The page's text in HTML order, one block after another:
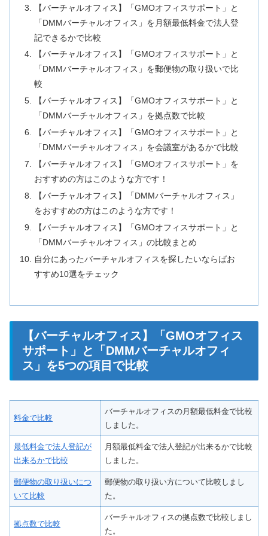
【バーチャルオフィス】「GMOオフィスサポート」と
「DMMバーチャルオフィス」を月額最低料金で法人登
記できるかで比較
【バーチャルオフィス】「GMOオフィスサポート」と
「DMMバーチャルオフィス」を郵便物の取り扱いで比
較
【バーチャルオフィス】「GMOオフィスサポート」と
「DMMバーチャルオフィス」を拠点数で比較
【バーチャルオフィス】「GMOオフィスサポート」と
「DMMバーチャルオフィス」を会議室があるかで比較
【バーチャルオフィス】「GMOオフィスサポート」を
おすすめの方はこのような方です！
【バーチャルオフィス】「DMMバーチャルオフィス」
をおすすめの方はこのような方です！
【バーチャルオフィス】「GMOオフィスサポート」と
「DMMバーチャルオフィス」の比較まとめ
自分にあったバーチャルオフィスを探したいならばお
すすめ10選をチェック
【バーチャルオフィス】「GMOオフィス
サポート」と「DMMバーチャルオフィ
ス」を5つの項目で比較
料金で比較
バーチャルオフィスの月額最低料金で比較
しました。
最低料金で法人登記が
出来るかで比較
月額最低料金で法人登記が出来るかで比較
しました。
郵便物の取り扱いにつ
いて比較
郵便物の取り扱い方について比較しまし
た。
拠点数で比較
バーチャルオフィスの拠点数で比較しまし
た。